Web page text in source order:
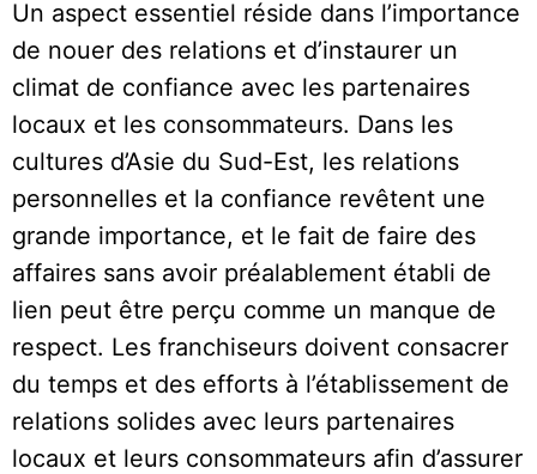
Un aspect essentiel réside dans l’importance
de nouer des relations et d’instaurer un
climat de confiance avec les partenaires
locaux et les consommateurs. Dans les
cultures d’Asie du Sud-Est, les relations
personnelles et la confiance revêtent une
grande importance, et le fait de faire des
affaires sans avoir préalablement établi de
lien peut être perçu comme un manque de
respect. Les franchiseurs doivent consacrer
du temps et des efforts à l’établissement de
relations solides avec leurs partenaires
locaux et leurs consommateurs afin d’assurer